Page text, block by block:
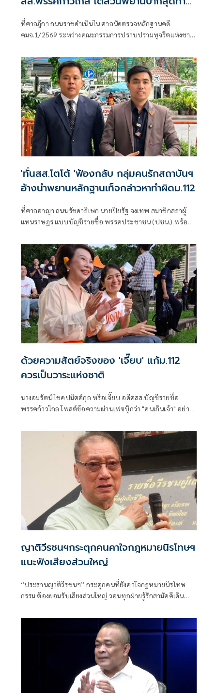
18 พ.ค.ปีหน้าก่อนนัดตัดสิน
ที่ศาลฎีกา ถนนราชดำเนินใน ศาลนัดตรวจหลักฐานคดี
คมจ.1/2569 ระหว่างคณะกรรมการปราบปรามทุจริตแห่งชาติ
'ทั่นสส.โตโต้ 'ฟ้องกลับ กลุ่มคนรักสถาบันฯ
อ้างนำพยานหลักฐานเท็จกล่าวหาทำผิดม.112
ที่ศาลอาญา ถนนรัชดาภิเษก นายปิยรัฐ จงเทพ สมาชิกสภาผู้
แทนราษฎร แบบบัญชีรายชื่อ พรรคประชาชน (ปชน.) พร้อม
ด้วยความสัตย์จริงของ 'เจี๊ยบ' แก้ม.112
ควรเป็นวาระแห่งชาติ
นางอมรัตน์ โชคปมิตต์กุล หรือเจี๊ยบ อดีตสส.บัญชีรายชื่อ
พรรคก้าวไกล โพสต์ข้อความผ่านเฟซบุ๊กว่า "คนเกินเจ้า" อย่าง
ญาติวีรชนฯกระตุกคนคาใจกฎหมายนิรโทษฯ
แนะฟังเสียงส่วนใหญ่
“ประธานญาติวีรชนฯ” กระตุกคนที่ยังคาใจกฎหมายนิรโทษ
กรรม ต้องยอมรับเสียงส่วนใหญ่ วอนทุกฝ่ายรู้รักสามัคคีเดิน
เป็น ”พระราชอำนาจ” ผู้ใดจะละเมิดมิได้เผยผู้มีอายุต่ำกว่า 18
ปีส่วนใหญ่เข้าสู่กระบวนการฟื้นฟูเกือบหมดแล้ว แนะคนที่โดน
คดีม.112 ให้ขอพระราชทานอภัยโทษเป็นรายบุคคลได้